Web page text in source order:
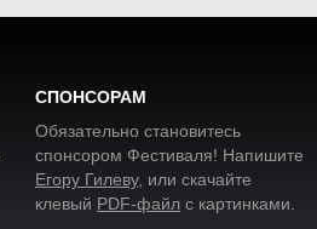
СПОНСОРАМ
Обязательно становитесь
спонсором Фестиваля! Напишите
Егору Гилеву, или скачайте
клевый PDF-файл с картинками